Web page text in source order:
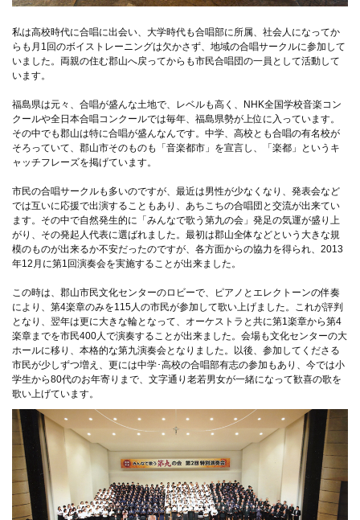
私は高校時代に合唱に出会い、大学時代も合唱部に所属、社会人になってか
らも月1回のボイストレーニングは欠かさず、地域の合唱サークルに参加して
いました。両親の住む郡山へ戻ってからも市民合唱団の一員として活動して
います。
福島県は元々、合唱が盛んな土地で、レベルも高く、NHK全国学校音楽コン
クールや全日本合唱コンクールでは毎年、福島県勢が上位に入っています。
その中でも郡山は特に合唱が盛んなんです。中学、高校とも合唱の有名校が
そろっていて、郡山市そのものも「音楽都市」を宣言し、「楽都」というキ
ャッチフレーズを掲げています。
市民の合唱サークルも多いのですが、最近は男性が少なくなり、発表会など
では互いに応援で出演することもあり、あちこちの合唱団と交流が出来てい
ます。その中で自然発生的に「みんなで歌う第九の会」発足の気運が盛り上
がり、その発起人代表に選ばれました。最初は郡山全体などという大きな規
模のものが出来るか不安だったのですが、各方面からの協力を得られ、2013
年12月に第1回演奏会を実施することが出来ました。
この時は、郡山市民文化センターのロビーで、ピアノとエレクトーンの伴奏
により、第4楽章のみを115人の市民が参加して歌い上げました。これが評判
となり、翌年は更に大きな輪となって、オーケストラと共に第1楽章から第4
楽章までを市民400人で演奏することが出来ました。会場も文化センターの大
ホールに移り、本格的な第九演奏会となりました。以後、参加してくださる
市民が少しずつ増え、更には中学･高校の合唱部有志の参加もあり、今では小
学生から80代のお年寄りまで、文字通り老若男女が一緒になって歓喜の歌を
歌い上げています。